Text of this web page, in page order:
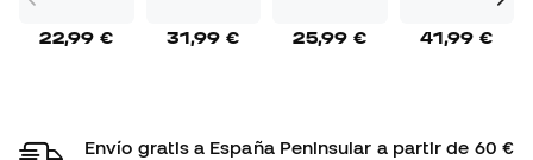
22,99 € 31,99 € 25,99 € 41,99 €
Envío gratis a España Peninsular a partir de 60 €